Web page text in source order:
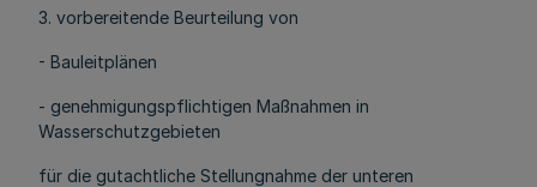
3. vorbereitende Beurteilung von
- Bauleitplänen
- genehmigungspflichtigen Maßnahmen in
Wasserschutzgebieten
für die gutachtliche Stellungnahme der unteren